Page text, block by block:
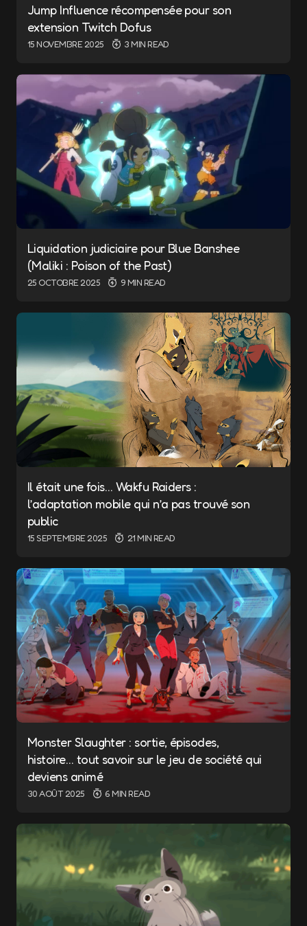
Jump Influence récompensée pour son
extension Twitch Dofus
15 NOVEMBRE 2025 3 MIN READ
Liquidation judiciaire pour Blue Banshee
(Maliki : Poison of the Past)
25 OCTOBRE 2025 9 MIN READ
Il était une fois… Wakfu Raiders :
l’adaptation mobile qui n’a pas trouvé son
public
15 SEPTEMBRE 2025 21 MIN READ
Monster Slaughter : sortie, épisodes,
histoire… tout savoir sur le jeu de société qui
deviens animé
30 AOÛT 2025 6 MIN READ